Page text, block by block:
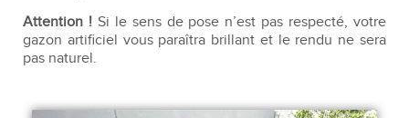
Attention !Si le sens de pose n’est pas respecté, votre
gazon artificiel vous paraîtra brillant et le rendu ne sera
pas naturel.